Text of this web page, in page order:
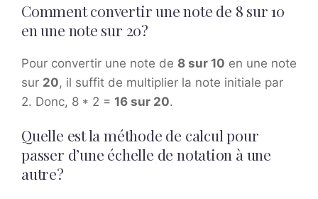
Comment convertir une note de 8 sur 10
en une note sur 20?
Pour convertir une note de 8 sur 10 en une note
sur 20, il suffit de multiplier la note initiale par
2. Donc, 8 * 2 = 16 sur 20.
Quelle est la méthode de calcul pour
passer d’une échelle de notation à une
autre?